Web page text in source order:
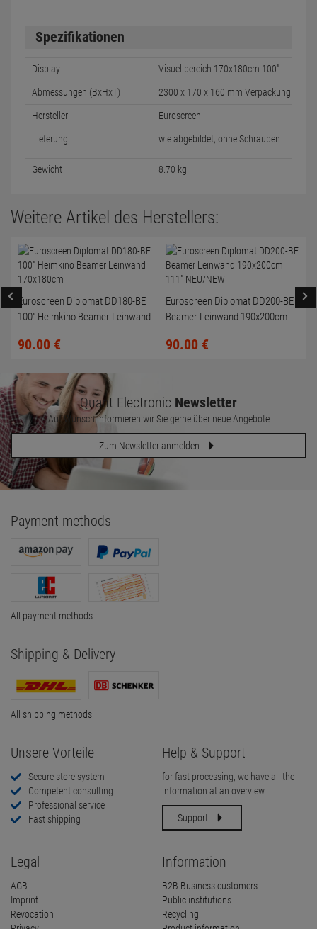
Spezifikationen
Display Visuellbereich 170x180cm 100"
Abmessungen (BxHxT) 2300 x 170 x 160 mm Verpackung
Hersteller Euroscreen
Lieferung wie abgebildet, ohne Schrauben
Gewicht 8.70 kg
Weitere Artikel des Herstellers:
Euroscreen Diplomat DD180-BE
100" Heimkino Beamer Leinwand
90.00 €
Euroscreen Diplomat DD200-BE
Beamer Leinwand 190x200cm
90.00 €
Quant Electronic Newsletter
Auf Wunsch informieren wir Sie gerne über neue Angebote
Zum Newsletter anmelden
Payment methods
All payment methods
Shipping & Delivery
All shipping methods
Unsere Vorteile
Secure store system
Competent consulting
Professional service
Fast shipping
Help & Support
for fast processing, we have all the
information at an overview
Support
Legal
AGB
Imprint
Revocation
Information
B2B Business customers
Public institutions
Recycling